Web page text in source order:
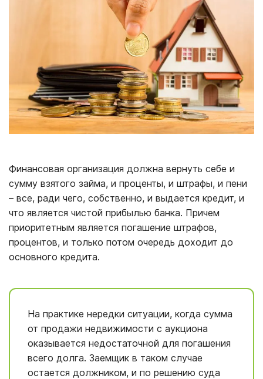
Финансовая организация должна вернуть себе и
сумму взятого займа, и проценты, и штрафы, и пени
– все, ради чего, собственно, и выдается кредит, и
что является чистой прибылью банка. Причем
приоритетным является погашение штрафов,
процентов, и только потом очередь доходит до
основного кредита.
На практике нередки ситуации, когда сумма
от продажи недвижимости с аукциона
оказывается недостаточной для погашения
всего долга. Заемщик в таком случае
остается должником, и по решению суда